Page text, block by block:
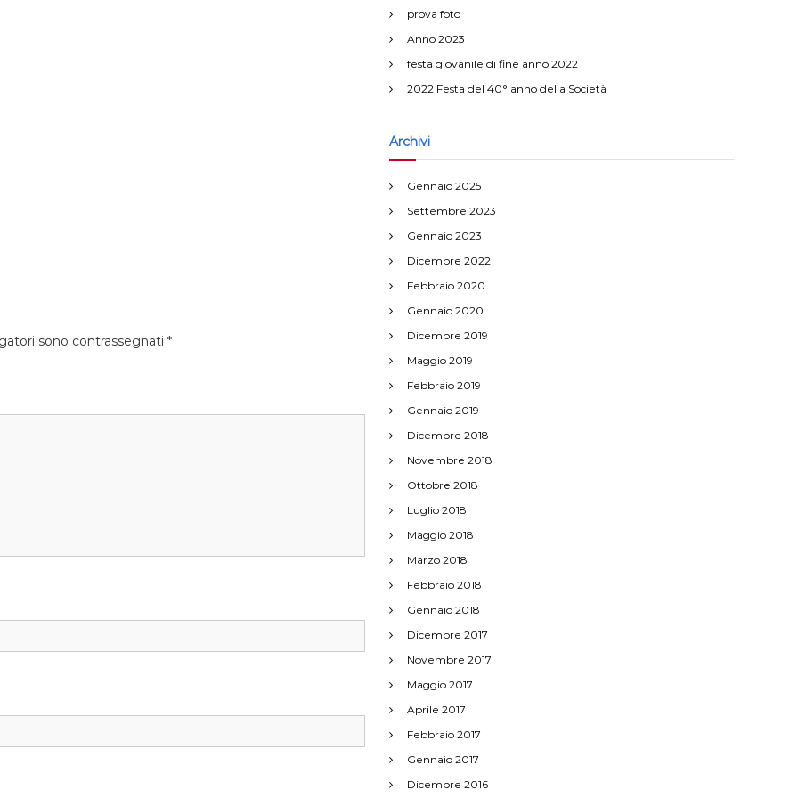
sono contrassegnati *
prova foto
Anno 2023
festa giovanile di fine anno 2022
2022 Festa del 40° anno della Società
Archivi
Gennaio 2025
Settembre 2023
Gennaio 2023
Dicembre 2022
Febbraio 2020
Gennaio 2020
Dicembre 2019
Maggio 2019
Febbraio 2019
Gennaio 2019
Dicembre 2018
Novembre 2018
Ottobre 2018
Luglio 2018
Maggio 2018
Marzo 2018
Febbraio 2018
Gennaio 2018
Dicembre 2017
Novembre 2017
Maggio 2017
Aprile 2017
Febbraio 2017
Gennaio 2017
Dicembre 2016